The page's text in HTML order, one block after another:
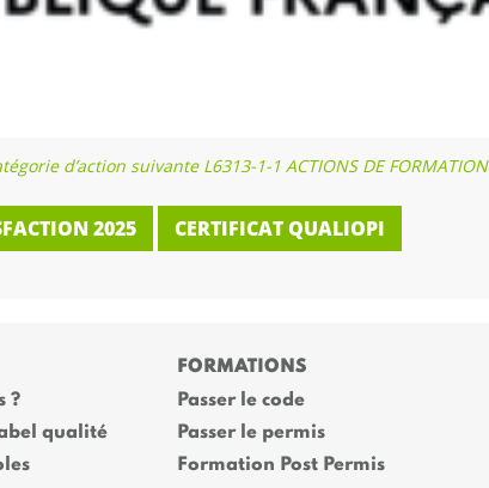
d’action suivante L6313-1-1 ACTIONS DE FORMATION
2025 CERTIFICAT QUALIOPI
?
qualité
FORMATIONS
Passer le code
Passer le permis
Formation Post Permis